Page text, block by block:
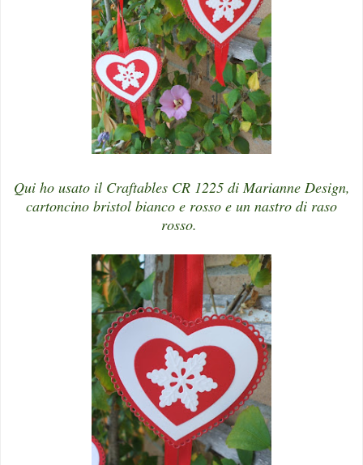
Qui ho usato il Craftables CR 1225 di Marianne Design,
cartoncino bristol bianco e rosso e un nastro di raso
rosso.